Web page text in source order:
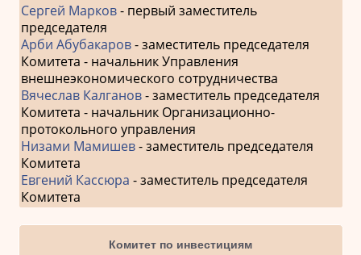
Сергей Марков- первый заместитель
председателя
Арби Абубакаров- заместитель председателя
Комитета - начальник Управления
внешнеэкономического сотрудничества
Вячеслав Калганов- заместитель председателя
Комитета - начальник Организационно-
протокольного управления
Низами Мамишев- заместитель председателя
Комитета
Евгений Кассюра - заместитель председателя
Комитета
Комитет по инвестициям